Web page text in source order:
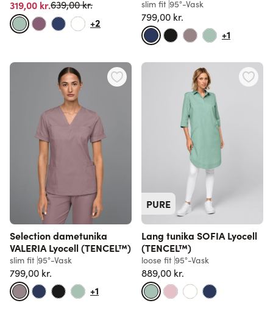
319,00 kr.Normalpris
639,00 kr.
+2
slim fit 95°-Vask
799,00 kr.
+1
Selection dametunika
VALERIA Lyocell (TENCEL™)
slim fit 95°-Vask
799,00 kr.
+1
PURE
Lang tunika SOFIA Lyocell
(TENCEL™)
loose fit 95°-Vask
889,00 kr.